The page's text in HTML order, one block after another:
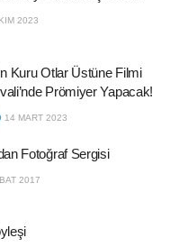
2023
Kuru Otlar Üstüne Filmi
Prömiyer Yapacak!
14 MART 2023
Fotoğraf Sergisi
2017